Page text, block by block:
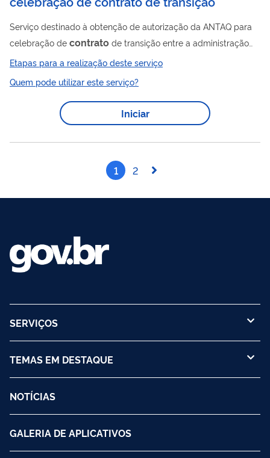
Serviço destinado à obtenção de autorização da ANTAQ para
celebração de contrato de transição entre a administração
do porto e uma empresa interessada na exploração transitória
de área ou instalação portuária. A autorização objetiva garantir
a continuidade da prestação dos serviços portuários ou a
regularização da exploração da área até a conclusão de
processo licitatório, nos termos do art. 37 da Resolução nº
Etapas para a realização deste serviço
Quem pode utilizar este serviço?
Iniciar
1 2
SERVIÇOS
TEMAS EM DESTAQUE
NOTÍCIAS
GALERIA DE APLICATIVOS